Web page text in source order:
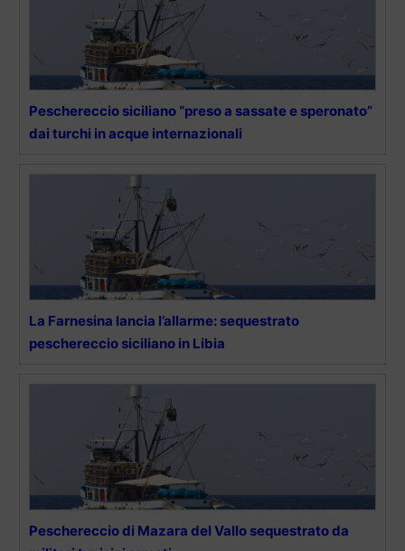
Peschereccio siciliano “preso a sassate e speronato”
dai turchi in acque internazionali
La Farnesina lancia l’allarme: sequestrato
peschereccio siciliano in Libia
Peschereccio di Mazara del Vallo sequestrato da